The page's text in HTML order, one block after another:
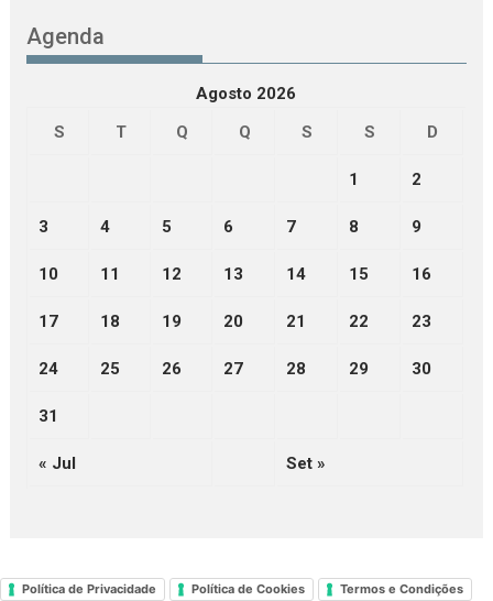
Agenda
Agosto 2026
S
T Q Q S S D
1 2
3 4 5 6 7 8 9
10 11 12 13 14 15 16
17 18 19 20 21 22 23
24 25 26 27 28 29 30
31
« Jul Set »
Política de Privacidade Política de Cookies Termos e Condições